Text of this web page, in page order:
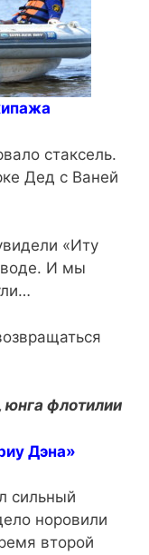
стаксель.
Дед с Ваней
«Иту
И мы
флотилии
Дэна»
сильный
норовили
второй